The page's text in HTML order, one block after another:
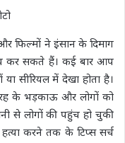
और फिल्मों ने इंसान के दिमाग
कर सकते हैं। कई बार आप
सीरियल में देखा होता है।
के भड़काऊ और लोगों को
से लोगों की पहुंच हो चुकी
करने तक के टिप्स सर्च